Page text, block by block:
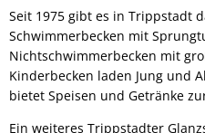
Seit 1975 gibt es in Trippstadt
Schwimmerbecken mit
Nichtschwimmerbecken mit
Kinderbecken laden Jung und
bietet Speisen und Getränke
Ein weiteres Trippstadter